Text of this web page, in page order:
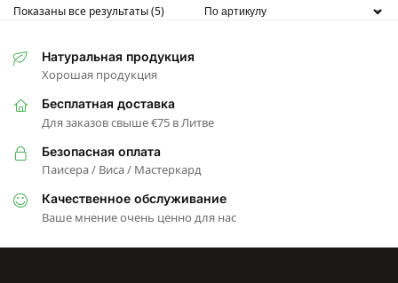
Показаны все результаты (5)
Натуральная продукция
Хорошая продукция
Бесплатная доставка
Для заказов свыше €75 в Литве
Безопасная оплата
Паисера / Виса / Мастеркард
Качественное обслуживание
Ваше мнение очень ценно для нас